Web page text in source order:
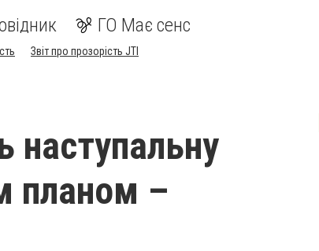
ГО Має сенс
Звіт про прозорість JTI
планом –